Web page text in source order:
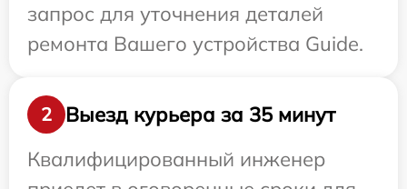
запрос для уточнения деталей
ремонта Вашего устройства Guide.
2
Выезд курьера за 35 минут
Квалифицированный инженер